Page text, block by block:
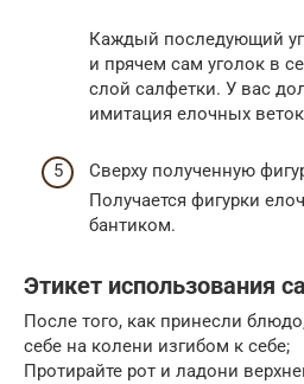
Каждый последующий
и прячем сам уголок в
слой салфетки. У вас
имитация елочных
Сверху полученную
Получается фигурки
бантиком.
Этикет использования
После того, как принесли
себе на колени изгибом к себе;
Протирайте рот и ладони